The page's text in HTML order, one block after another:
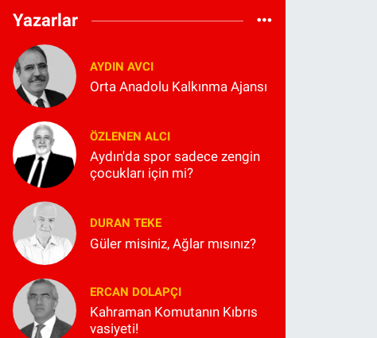
Yazarlar
AYDIN AVCI
Orta Anadolu Kalkınma Ajansı
ÖZLENEN ALCI
Aydın'da spor sadece zengin
çocukları için mi?
DURAN TEKE
Güler misiniz, Ağlar mısınız?
ERCAN DOLAPÇI
Kahraman Komutanın Kıbrıs
vasiyeti!